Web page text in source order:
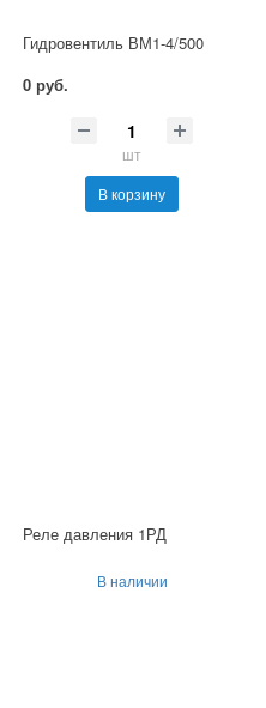
Гидровентиль ВМ1-4/500
0 руб.
шт
В корзину
Реле давления 1РД
В наличии